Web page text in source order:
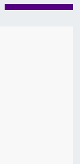
Благодаря
и легко
стали HE73